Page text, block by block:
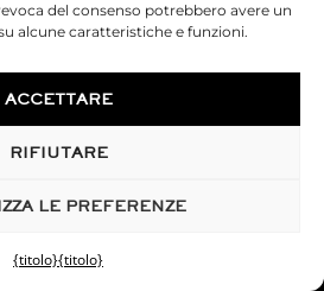
del consenso potrebbero avere un
alcune caratteristiche e funzioni.
ACCETTARE
RIFIUTARE
LE PREFERENZE
{titolo}{titolo}